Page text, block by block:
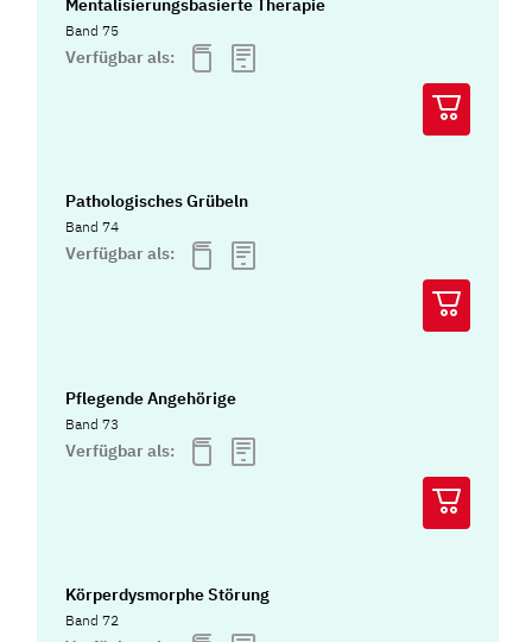
Mentalisierungsbasierte Therapie
Band 75
Verfügbar als:
Pathologisches Grübeln
Band 74
Verfügbar als:
Pflegende Angehörige
Band 73
Verfügbar als:
Körperdysmorphe Störung
Band 72